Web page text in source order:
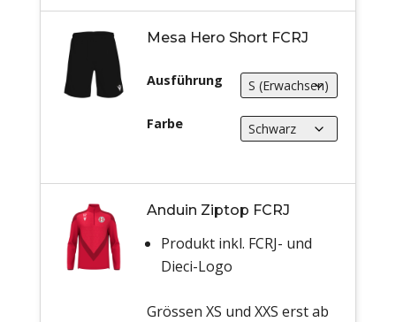
Mesa Hero Short FCRJ
Ausführung
Farbe
Anduin Ziptop FCRJ
Produkt inkl. FCRJ- und
Dieci-Logo
Grössen XS und XXS erst ab